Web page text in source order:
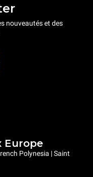
nouveautés et des
Europe
Polynesia | Saint